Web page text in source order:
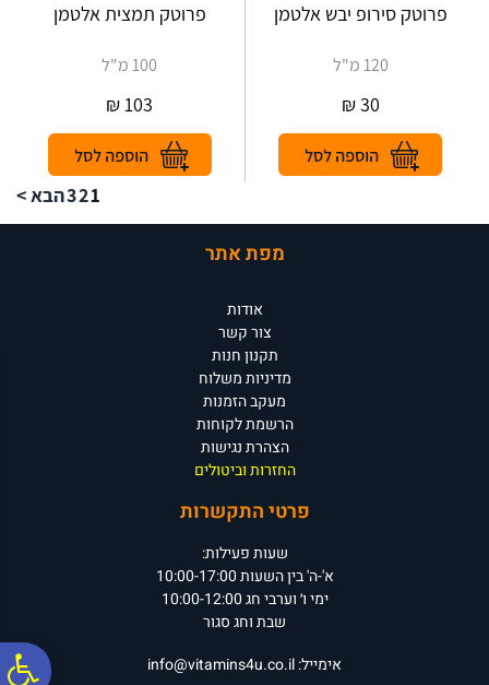
פרוטק סירופ יבש אלטמן
120 מ"ל
30
₪
פרוטק תמצית אלטמן
100 מ"ל
103
₪
1
2
3הבא >
מפת אתר
אודות
צור קשר
תקנון חנות
מדיניות משלוח
מעקב הזמנות
הרשמת לקוחות
הצהרת נגישות
החזרות וביטולים
פרטי התקשרות
שעות פעילות:
א'-ה' בין השעות 10:00-17:00
ימי ו׳ וערבי חג 10:00-12:00
שבת וחג סגור
אימייל:info@vitamins4u.co.il